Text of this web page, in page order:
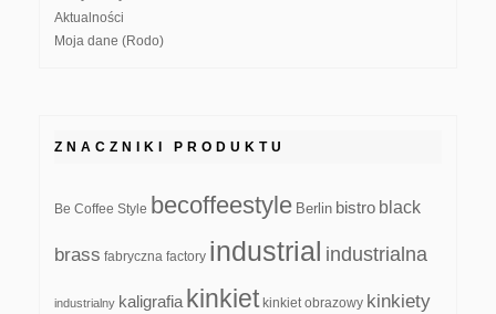
Aktualności
Moja dane (Rodo)
ZNACZNIKI PRODUKTU
Be Coffee Style becoffeestyle Berlin bistro black
brass fabryczna factory industrial industrialna
industrialny kaligrafia kinkiet kinkiet obrazowy kinkiety